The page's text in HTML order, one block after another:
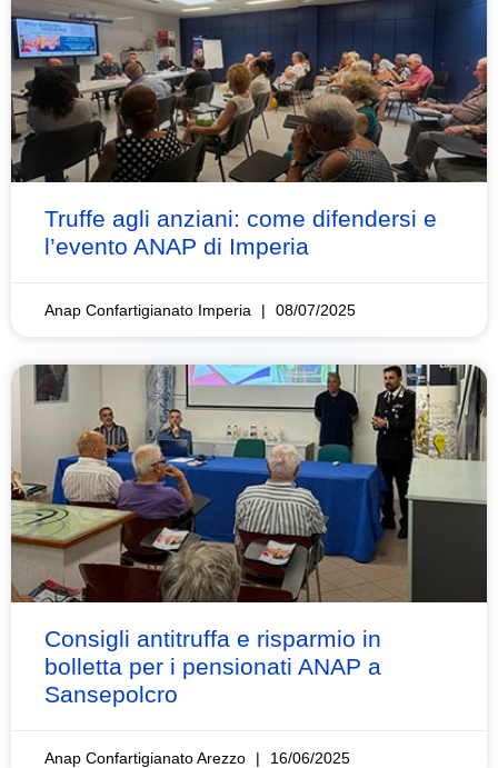
Truffe agli anziani: come difendersi e
l’evento ANAP di Imperia
Anap Confartigianato Imperia 08/07/2025
Consigli antitruffa e risparmio in
bolletta per i pensionati ANAP a
Sansepolcro
Anap Confartigianato Arezzo 16/06/2025